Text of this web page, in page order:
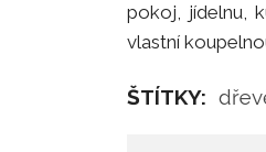
pokoj, jídelnu,
vlastní
ŠTÍTKY: